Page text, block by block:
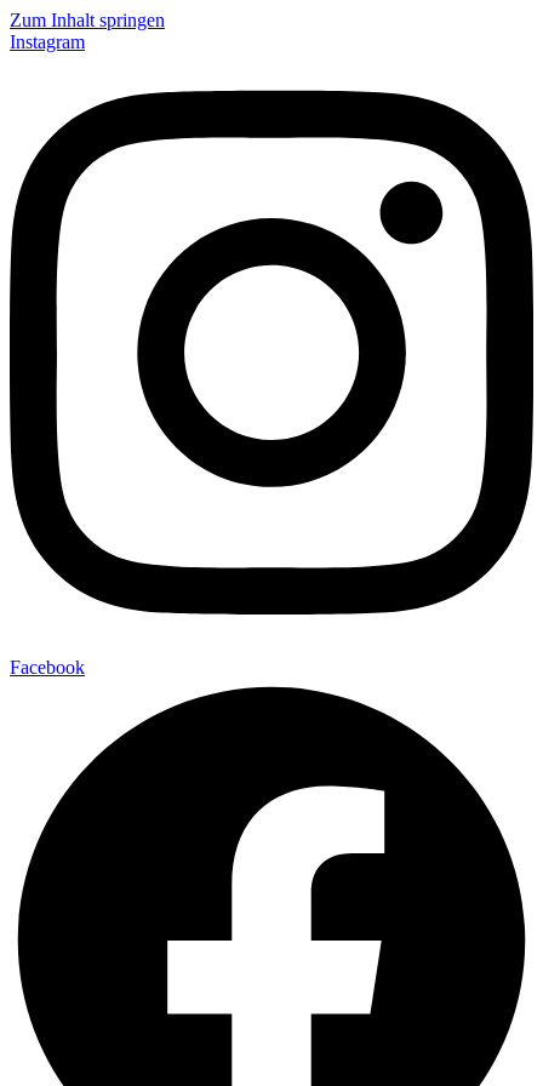
Zum Inhalt springen
Instagram
Facebook